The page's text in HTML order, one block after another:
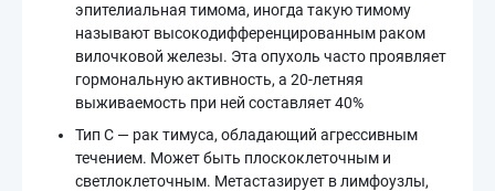
эпителиальная тимома, иногда такую тимому
называют высокодифференцированным раком
вилочковой железы. Эта опухоль часто проявляет
гормональную активность, а 20-летняя
выживаемость при ней составляет 40%
Тип C — рак тимуса, обладающий агрессивным
течением. Может быть плоскоклеточным и
светлоклеточным. Метастазирует в лимфоузлы,